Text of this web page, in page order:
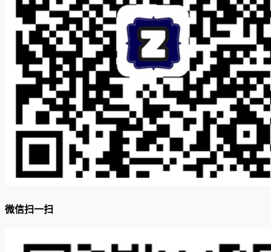
微信扫一扫